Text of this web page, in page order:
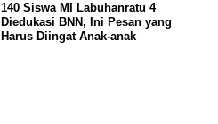
140 Siswa MI Labuhanratu 4
Diedukasi BNN, Ini Pesan yang
Harus Diingat Anak-anak